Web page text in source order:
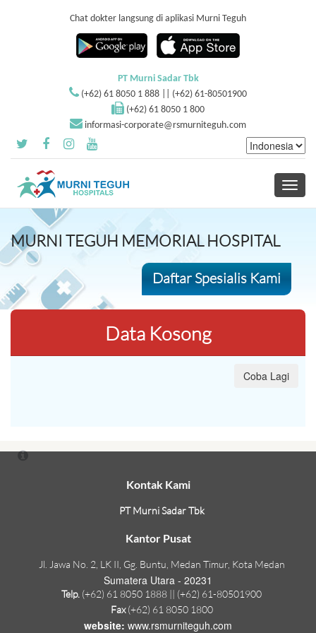
Chat dokter langsung di aplikasi Murni Teguh
PT Murni Sadar Tbk
(+62) 61 8050 1 888 || (+62) 61-80501900
(+62) 61 8050 1 800
informasi-corporate@rsmurniteguh.com
Toggle
MURNI TEGUH MEMORIAL HOSPITAL
Daftar Spesialis Kami
Data Kosong
Coba Lagi
Kontak Kami
PT Murni Sadar Tbk
Kantor Pusat
Jl. Jawa No. 2, LK II, Gg. Buntu, Medan Timur, Kota Medan
Sumatera Utara - 20231
Telp. (+62) 61 8050 1888 || (+62) 61-80501900
Fax(+62) 61 8050 1800
website: www.rsmurniteguh.com